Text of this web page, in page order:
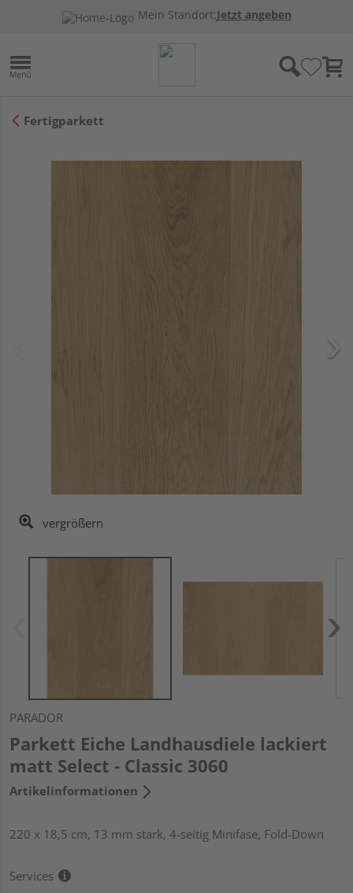
Mein Standort:Jetzt angeben
Fertigparkett
vergrößern
PARADOR
Parkett Eiche Landhausdiele lackiert
matt Select - Classic 3060
Artikelinformationen
220 x 18,5 cm, 13 mm stark, 4-seitig Minifase, Fold-Down
Services